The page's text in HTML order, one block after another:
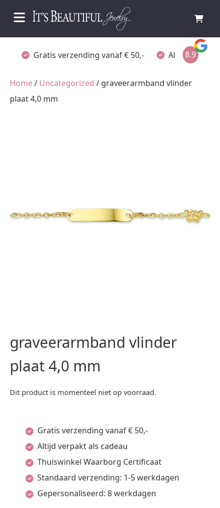
Gratis verzending vanaf € 50,- Altijd verpakt
8.9
Home/ Uncategorized / graveerarmband vlinder
plaat 4,0 mm
graveerarmband vlinder
plaat 4,0 mm
Dit product is momenteel niet op voorraad.
Gratis verzending vanaf € 50,-
Altijd verpakt als cadeau
Thuiswinkel Waarborg Certificaat
Standaard verzending: 1-5 werkdagen
Gepersonaliseerd: 8 werkdagen